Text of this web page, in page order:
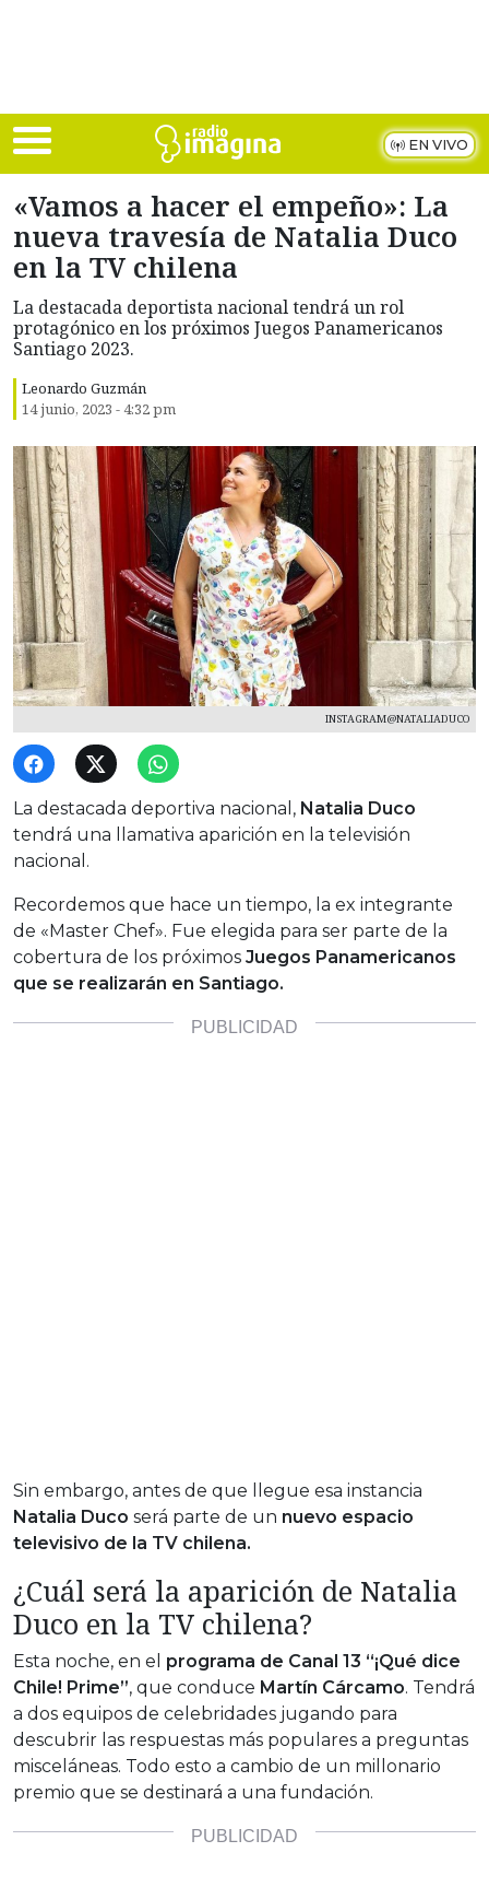
EN VIVO
«Vamos a hacer el empeño»: La
nueva travesía de Natalia Duco
en la TV chilena
La destacada deportista nacional tendrá un rol
protagónico en los próximos Juegos Panamericanos
Santiago 2023.
Leonardo Guzmán
14 junio, 2023 - 4:32 pm
INSTAGRAM@NATALIADUCO
La destacada deportiva nacional, Natalia Duco
tendrá una llamativa aparición en la televisión
nacional.
Recordemos que hace un tiempo, la ex integrante
de «Master Chef». Fue elegida para ser parte de la
cobertura de los próximos Juegos Panamericanos
que se realizarán en Santiago.
Sin embargo, antes de que llegue esa instancia
Natalia Duco será parte de un nuevo espacio
televisivo de la TV chilena.
¿Cuál será la aparición de Natalia
Duco en la TV chilena?
Esta noche, en el programa de Canal 13 “¡Qué dice
Chile! Prime”, que conduce Martín Cárcamo. Tendrá
a dos equipos de celebridades jugando para
descubrir las respuestas más populares a preguntas
misceláneas. Todo esto a cambio de un millonario
premio que se destinará a una fundación.